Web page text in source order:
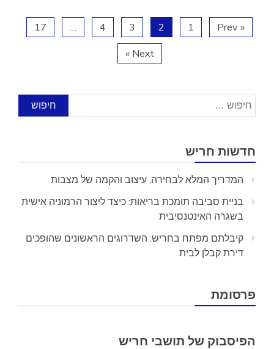
« Prev
1
2
3
4
17
Next »
חיפוש:
חדשות חריש
המדריך המלא לבחירה, עיצוב והקמה של מצבות
בניית סביבה תומכת בריאות: כיצד ליצור הרמוניה אישית
בשגרה האינטנסיבית
קיבלתם מפתח בחריש: השדרוגים הראשונים שהופכים
דירת קבלן לבית
פרסומת
הפיסבוק של תושבי חריש